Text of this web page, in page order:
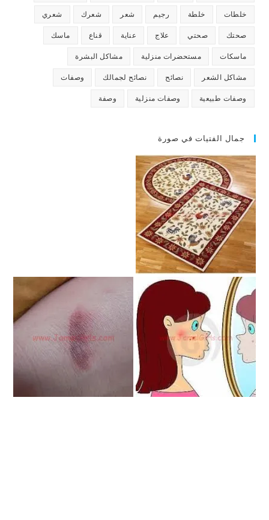
خلطات خلطة رجيم شعر شعرك شعري
صحتك صحتي علاج عناية قناع ماسك
ماسكات مستحضرات منزلية مشاكل البشرة
مشاكل الشعر نصائح نصائح لجمالك وصفات
وصفات طبيعية وصفات منزلية وصفة
جمال الفتيات في صورة